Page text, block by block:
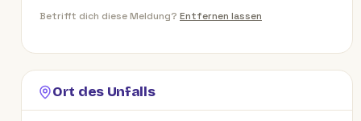
Betrifft dich diese Meldung? Entfernen lassen
Ort des Unfalls